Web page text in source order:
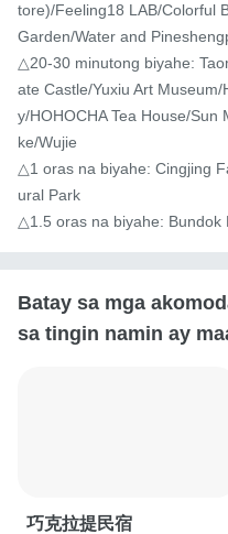
tore)/Feeling18 LAB/Colorful
Garden/Water and
△20-30 minutong biyahe:
ate Castle/Yuxiu Art
y/HOHOCHA Tea House/
ke/Wujie
△1 oras na biyahe: Cingjing
ural Park
△1.5 oras na biyahe: Bundok
Batay sa mga
sa tingin namin ay
巧克拉提民宿